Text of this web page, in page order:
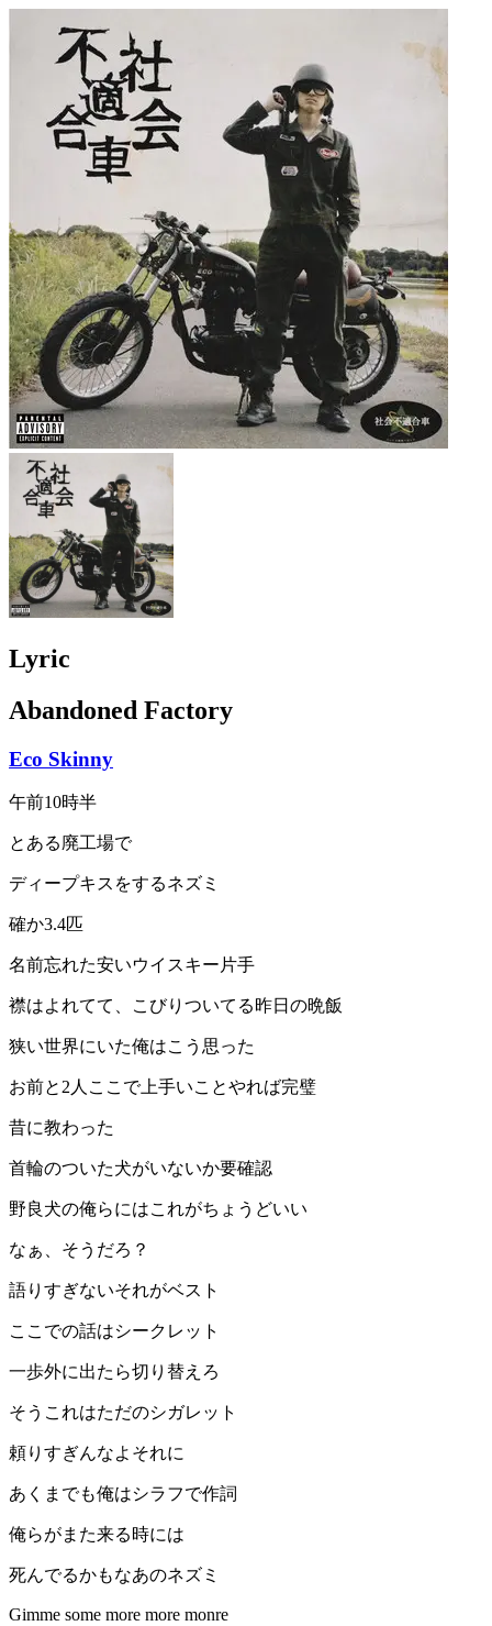
Lyric
Abandoned Factory
Eco Skinny
午前10時半
とある廃工場で
ディープキスをするネズミ
確か3.4匹
名前忘れた安いウイスキー片手
襟はよれてて、こびりついてる昨日の晩飯
狭い世界にいた俺はこう思った
お前と2人ここで上手いことやれば完璧
昔に教わった
首輪のついた犬がいないか要確認
野良犬の俺らにはこれがちょうどいい
なぁ、そうだろ？
語りすぎないそれがベスト
ここでの話はシークレット
一歩外に出たら切り替えろ
そうこれはただのシガレット
頼りすぎんなよそれに
あくまでも俺はシラフで作詞
俺らがまた来る時には
死んでるかもなあのネズミ
Gimme some more more monre